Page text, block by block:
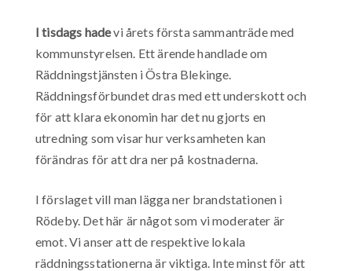
I tisdags hadevi årets första sammanträde med
kommunstyrelsen. Ett ärende handlade om
Räddningstjänsten i Östra Blekinge.
Räddningsförbundet dras med ett underskott och
för att klara ekonomin har det nu gjorts en
utredning som visar hur verksamheten kan
förändras för att dra ner på kostnaderna.
I förslaget vill man lägga ner brandstationen i
Rödeby. Det här är något som vi moderater är
emot. Vi anser att de respektive lokala
räddningsstationerna är viktiga. Inte minst för att